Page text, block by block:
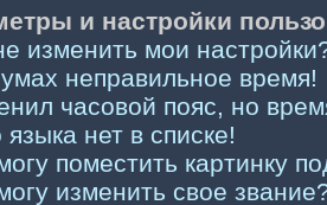
и настройки
изменить мои
неправильное время!
часовой пояс, но
нет в списке!
поместить картинку
изменить свое